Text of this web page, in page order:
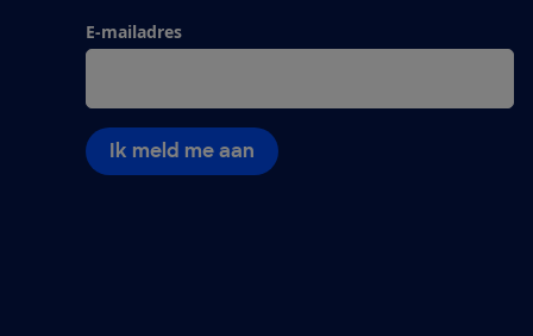
E-mailadres
Ik meld me aan